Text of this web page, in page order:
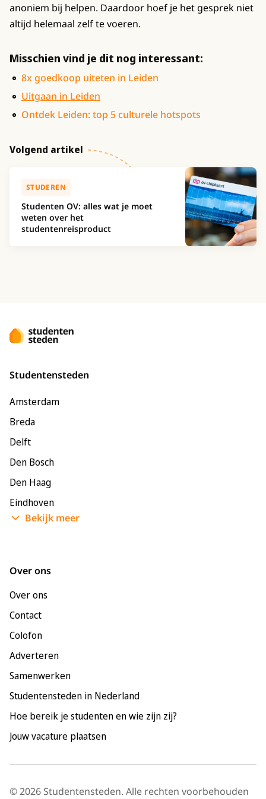
anoniem bij helpen. Daardoor hoef je het gesprek niet
altijd helemaal zelf te voeren.
Misschien vind je dit nog interessant:
8x goedkoop uiteten in Leiden
Uitgaan in Leiden
Ontdek Leiden: top 5 culturele hotspots
Volgend artikel
STUDEREN
Studenten OV: alles wat je moet
weten over het
studentenreisproduct
Studentensteden
Amsterdam
Breda
Delft
Den Bosch
Den Haag
Eindhoven
Enschede
Bekijk meer
Over ons
Over ons
Contact
Colofon
Adverteren
Samenwerken
Studentensteden in Nederland
Hoe bereik je studenten en wie zijn zij?
Jouw vacature plaatsen
© 2026 Studentensteden. Alle rechten voorbehouden